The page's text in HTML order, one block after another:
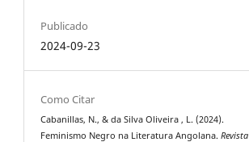
Publicado
2024-09-23
Como Citar
Cabanillas, N., & da Silva Oliveira , L. (2024).
Feminismo Negro na Literatura Angolana.Revista